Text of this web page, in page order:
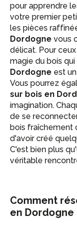
pour apprendre
votre premier
les pièces
Dordogne vous
délicat. Pour
magie du bois
Dordogne est
Vous pourrez
sur bois en
imagination.
de se
bois fraîchement
d'avoir créé
C'est bien plus
véritable
Comment
en